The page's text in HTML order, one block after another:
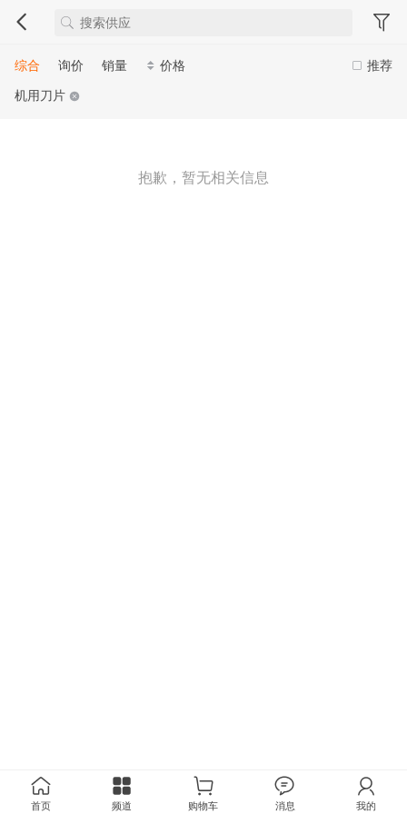
推荐
综合 询价 销量
价格
机用刀片
抱歉，暂无相关信息
首页 频道 购物车 消息 我的